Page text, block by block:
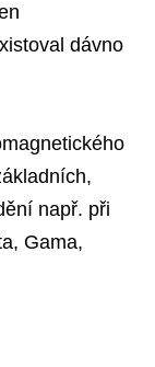
dávno
např. při
Gama,